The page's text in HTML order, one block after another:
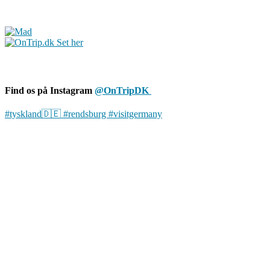
Find os på Instagram @OnTripDK
#tyskland🇩🇪 #rendsburg #visitgermany